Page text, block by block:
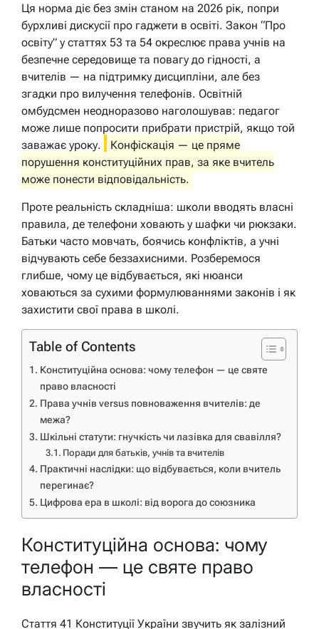
Ця норма діє без змін станом на 2026 рік, попри
бурхливі дискусії про гаджети в освіті. Закон “Про
освіту” у статтях 53 та 54 окреслює права учнів на
безпечне середовище та повагу до гідності, а
вчителів — на підтримку дисципліни, але без
згадки про вилучення телефонів. Освітній
омбудсмен неодноразово наголошував: педагог
може лише попросити прибрати пристрій, якщо той
заважає уроку.
Конфіскація — це пряме
порушення конституційних прав, за яке вчитель
може понести відповідальність.
Проте реальність складніша: школи вводять власні
правила, де телефони ховають у шафки чи рюкзаки.
Батьки часто мовчать, боячись конфліктів, а учні
відчувають себе беззахисними. Розберемося
глибше, чому це відбувається, які нюанси
ховаються за сухими формулюваннями законів і як
захистити свої права в школі.
Table of Contents
Конституційна основа: чому телефон — це святе
право власності
Права учнів versus повноваження вчителів: де
межа?
Шкільні статути: гнучкість чи лазівка для свавілля?
Поради для батьків, учнів та вчителів
Практичні наслідки: що відбувається, коли вчитель
перегинає?
Цифрова ера в школі: від ворога до союзника
Конституційна основа: чому
телефон — це святе право
власності
Стаття 41 Конституції України звучить як залізний